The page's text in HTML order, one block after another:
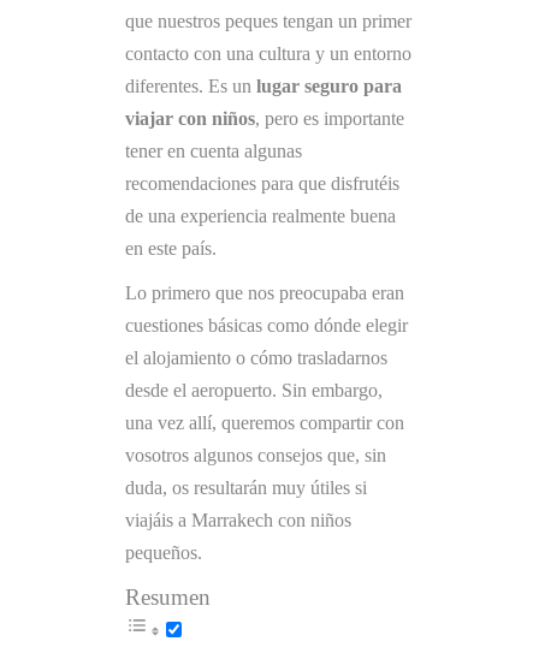
que nuestros peques tengan un primer
contacto con una cultura y un entorno
diferentes. Es un lugar seguro para
viajar con niños, pero es importante
tener en cuenta algunas
recomendaciones para que disfrutéis
de una experiencia realmente buena
en este país.
Lo primero que nos preocupaba eran
cuestiones básicas como dónde elegir
el alojamiento o cómo trasladarnos
desde el aeropuerto. Sin embargo,
una vez allí, queremos compartir con
vosotros algunos consejos que, sin
duda, os resultarán muy útiles si
viajáis a Marrakech con niños
pequeños.
Resumen